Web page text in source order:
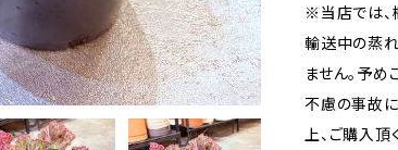
※当店では、
輸送中の蒸
ません。予
不慮の事故
上、ご購入